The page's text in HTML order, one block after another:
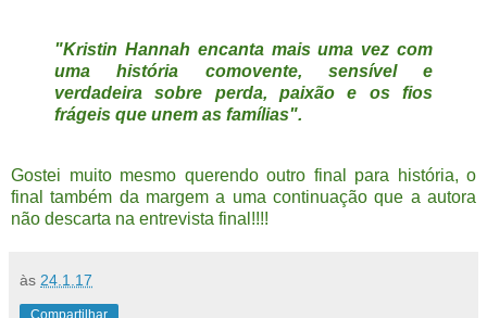
"Kristin Hannah encanta mais uma vez com
uma história comovente, sensível e
verdadeira sobre perda, paixão e os fios
frágeis que unem as famílias".
Gostei muito mesmo querendo outro final para história, o
final também da margem a uma continuação que a autora
não descarta na entrevista final!!!!
às 24.1.17
Compartilhar